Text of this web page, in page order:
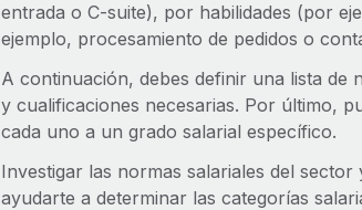
entrada o C-suite), por habilidades (por
ejemplo, procesamiento de pedidos o
A continuación, debes definir una lista de
y cualificaciones necesarias. Por último,
cada uno a un grado salarial específico.
Investigar las normas salariales del
ayudarte a determinar las categorías